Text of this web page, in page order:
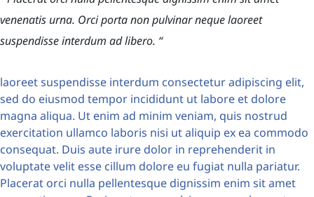
venenatis urna. Orci porta non pulvinar neque laoreet
suspendisse interdum ad libero. “
laoreet suspendisse interdum consectetur adipiscing elit,
sed do eiusmod tempor incididunt ut labore et dolore
magna aliqua. Ut enim ad minim veniam, quis nostrud
exercitation ullamco laboris nisi ut aliquip ex ea commodo
consequat. Duis aute irure dolor in reprehenderit in
voluptate velit esse cillum dolore eu fugiat nulla pariatur.
Placerat orci nulla pellentesque dignissim enim sit amet